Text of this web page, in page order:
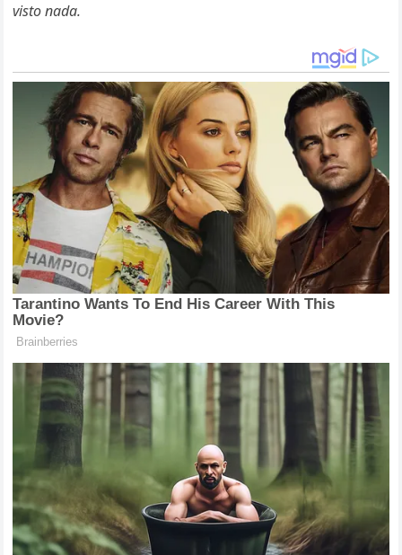
visto nada.